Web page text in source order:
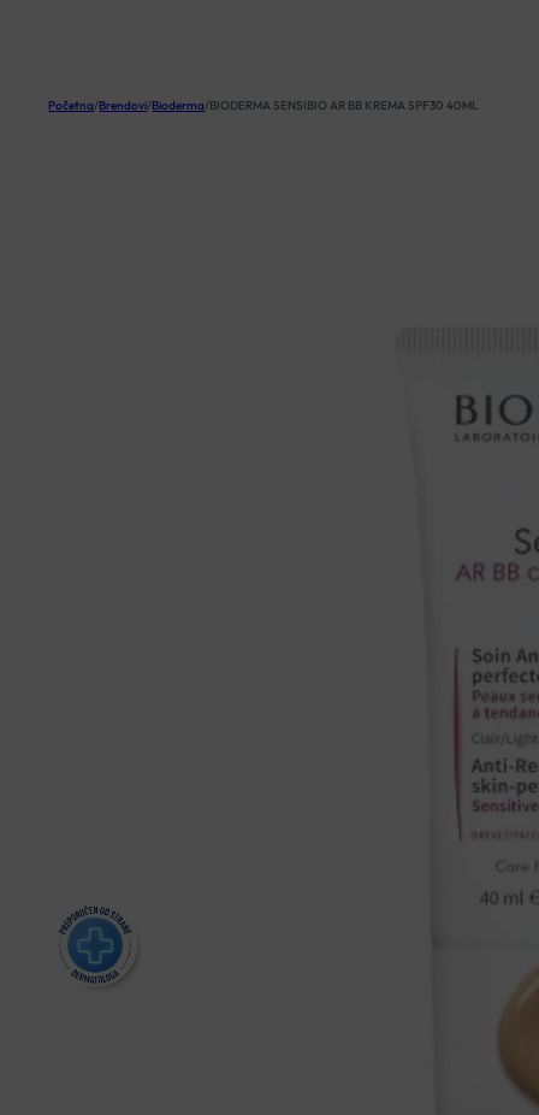
Početna/Brendovi/Bioderma/BIODERMA SENSIBIO AR BB KREMA SPF30 40ML